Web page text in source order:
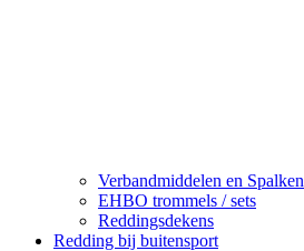
Verbandmiddelen en Spalken
EHBO trommels / sets
Reddingsdekens
Redding bij buitensport